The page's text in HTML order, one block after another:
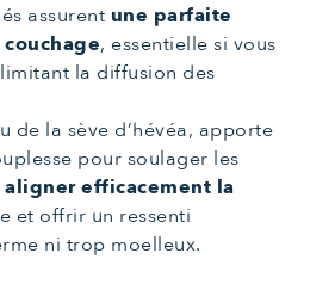
assurent une parfaite
, essentielle si vous
la diffusion des
de la sève d’hévéa, apporte
pour soulager les
aligner efficacement la
e et offrir un ressenti
ni trop moelleux.